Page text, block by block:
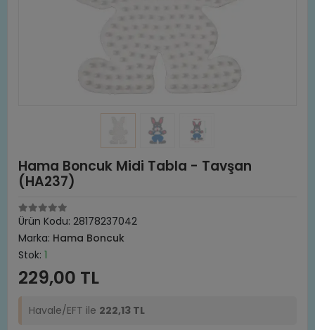
Hama Boncuk Midi Tabla - Tavşan
(HA237)
Ürün Kodu: 28178237042
Marka: Hama Boncuk
Stok: 1
229,00 TL
Havale/EFT ile 222,13 TL